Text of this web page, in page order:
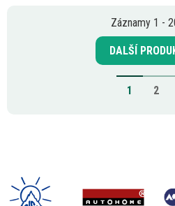
Záznamy 1 -
DALŠÍ
1 2